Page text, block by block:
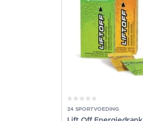
24 SPORTVOEDING